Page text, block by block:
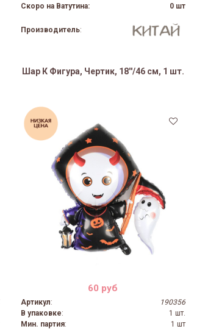
Скоро на Ватутина:
0 шт
Производитель:
Шар К Фигура, Чертик, 18''/46 см, 1 шт.
60 руб
Артикул:
190356
В упаковке:
1 шт.
Мин. партия:
1 шт